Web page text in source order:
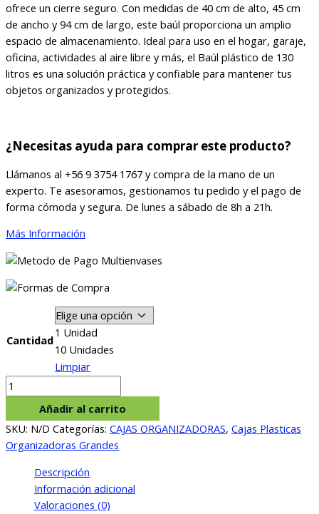
ofrece un cierre seguro. Con medidas de 40 cm de alto, 45 cm
de ancho y 94 cm de largo, este baúl proporciona un amplio
espacio de almacenamiento. Ideal para uso en el hogar, garaje,
oficina, actividades al aire libre y más, el Baúl plástico de 130
litros es una solución práctica y confiable para mantener tus
objetos organizados y protegidos.
¿Necesitas ayuda para comprar este producto?
Llámanos al +56 9 3754 1767 y compra de la mano de un
experto. Te asesoramos, gestionamos tu pedido y el pago de
forma cómoda y segura. De lunes a sábado de 8h a 21h.
Más Información
Cantidad
1 Unidad
10 Unidades
Limpiar
BAUL
130
COLOR
cantidad
Añadir al carrito
SKU: N/D Categorías: CAJAS ORGANIZADORAS, Cajas Plasticas
Organizadoras Grandes
Descripción
Información adicional
Valoraciones (0)